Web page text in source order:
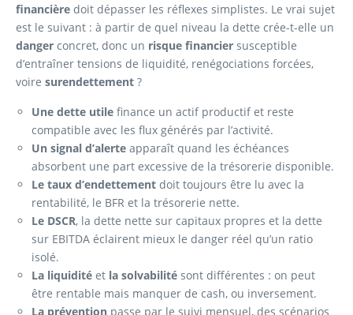
financière doit dépasser les réflexes simplistes. Le vrai sujet
est le suivant : à partir de quel niveau la dette crée-t-elle un
danger concret, donc un risque financier susceptible
d’entraîner tensions de liquidité, renégociations forcées,
voire surendettement ?
Une dette utile finance un actif productif et reste
compatible avec les flux générés par l’activité.
Un signal d’alerte apparaît quand les échéances
absorbent une part excessive de la trésorerie disponible.
Le taux d’endettement doit toujours être lu avec la
rentabilité, le BFR et la trésorerie nette.
Le DSCR, la dette nette sur capitaux propres et la dette
sur EBITDA éclairent mieux le danger réel qu’un ratio
isolé.
La liquidité et la solvabilité sont différentes : on peut
être rentable mais manquer de cash, ou inversement.
La prévention passe par le suivi mensuel, des scénarios